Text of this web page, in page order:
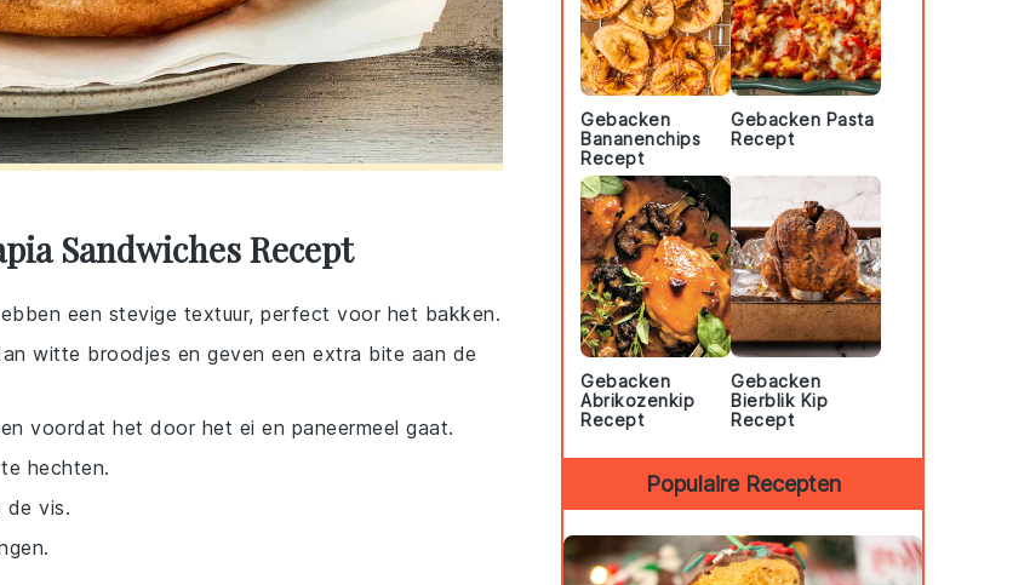
Sandwiches Recept
een stevige textuur, perfect voor het bakken.
witte broodjes en geven een extra bite aan de
voordat het door het ei en paneermeel gaat.
hechten.
de vis.
Gebacken
Bananenchips
Recept
Gebacken Pasta
Recept
Gebacken
Abrikozenkip
Recept
Gebacken
Bierblik Kip
Recept
Populaire Recepten